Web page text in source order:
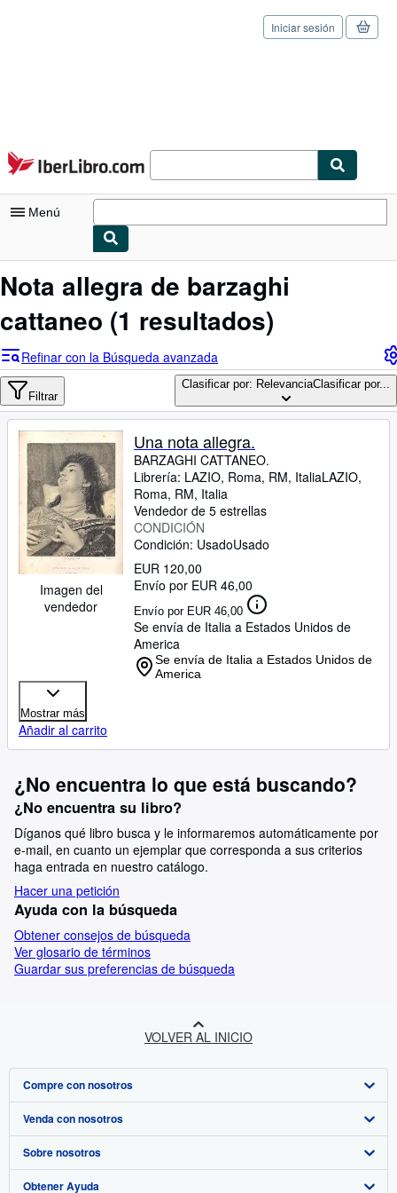
Pasar al contenido principal
IberLibro.com
Iniciar sesión
Menú
Mi cuenta
Consultar mis pedidos
Búsqueda avanzada
Colecciones
Libros antiguos
Arte y coleccionismo
Vendedores
Comenzar a vender
Ayuda
CERRAR
Nota allegra de barzaghi
cattaneo (1 resultados)
Refinar con la Búsqueda avanzada
Filtrar
Clasificar por: RelevanciaClasificar por...
Imagen del
vendedor
Una nota allegra.
BARZAGHI CATTANEO.
Librería: LAZIO, Roma, RM, ItaliaLAZIO,
Roma, RM, Italia
Vendedor de 5 estrellas
CONDICIÓN
Condición: UsadoUsado
EUR 120,00
Envío por EUR 46,00
Envío por EUR 46,00
Se envía de Italia a Estados Unidos de
America
Se envía de Italia a Estados Unidos de
America
Mostrar más
Añadir al carrito
¿No encuentra lo que está buscando?
¿No encuentra su libro?
Díganos qué libro busca y le informaremos automáticamente por
e-mail, en cuanto un ejemplar que corresponda a sus criterios
haga entrada en nuestro catálogo.
Hacer una petición
Ayuda con la búsqueda
Obtener consejos de búsqueda
Ver glosario de términos
Guardar sus preferencias de búsqueda
VOLVER AL INICIO
Compre con nosotros
Búsqueda avanzada
Colecciones
Mi cuenta
Venda con nosotros
Comenzar a vender
Únase a nuestro programa de afiliados
Sobre nosotros
Sobre IberLibro
Obtener Ayuda